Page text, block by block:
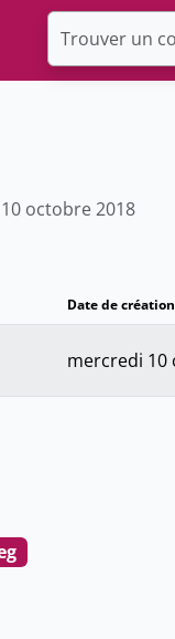
octobre 2018
Date de création
mercredi 10